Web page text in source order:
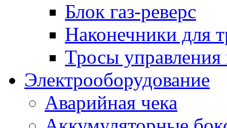
Блок газ-реверс
Наконечники для
Тросы управления
Электрооборудование
Аварийная чека